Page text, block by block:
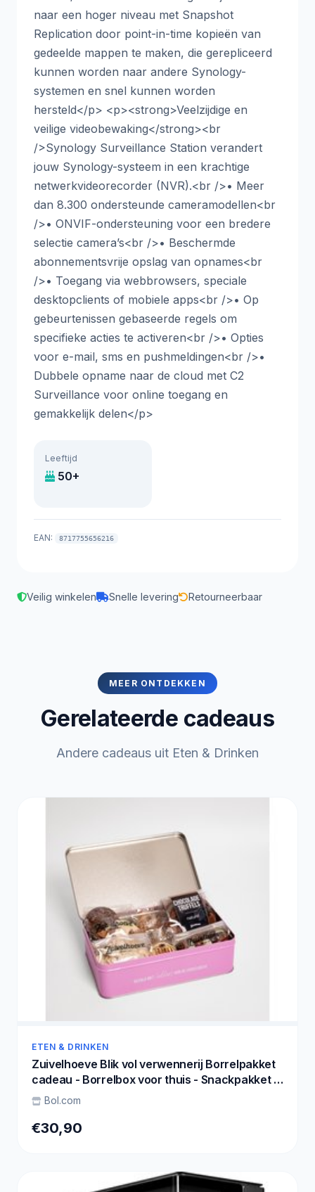
naar een hoger niveau met Snapshot
Replication door point-in-time kopieën van
gedeelde mappen te maken, die gerepliceerd
kunnen worden naar andere Synology-
systemen en snel kunnen worden
hersteld</p> <p><strong>Veelzijdige en
veilige videobewaking</strong><br
/>Synology Surveillance Station verandert
jouw Synology-systeem in een krachtige
netwerkvideorecorder (NVR).<br />• Meer
dan 8.300 ondersteunde cameramodellen<br
/>• ONVIF-ondersteuning voor een bredere
selectie camera’s<br />• Beschermde
abonnementsvrije opslag van opnames<br
/>• Toegang via webbrowsers, speciale
desktopclients of mobiele apps<br />• Op
gebeurtenissen gebaseerde regels om
specifieke acties te activeren<br />• Opties
voor e-mail, sms en pushmeldingen<br />•
Dubbele opname naar de cloud met C2
Surveillance voor online toegang en
gemakkelijk delen</p>
Leeftijd
50+
EAN: 8717755656216
Veilig winkelen Snelle levering Retourneerbaar
MEER ONTDEKKEN
Gerelateerde cadeaus
Andere cadeaus uit Eten & Drinken
ETEN & DRINKEN
Zuivelhoeve Blik vol verwennerij Borrelpakket
cadeau - Borrelbox voor thuis - Snackpakket -
Cadeaupakketten eten & drinken - Alles voor
Bol.com
€30,90